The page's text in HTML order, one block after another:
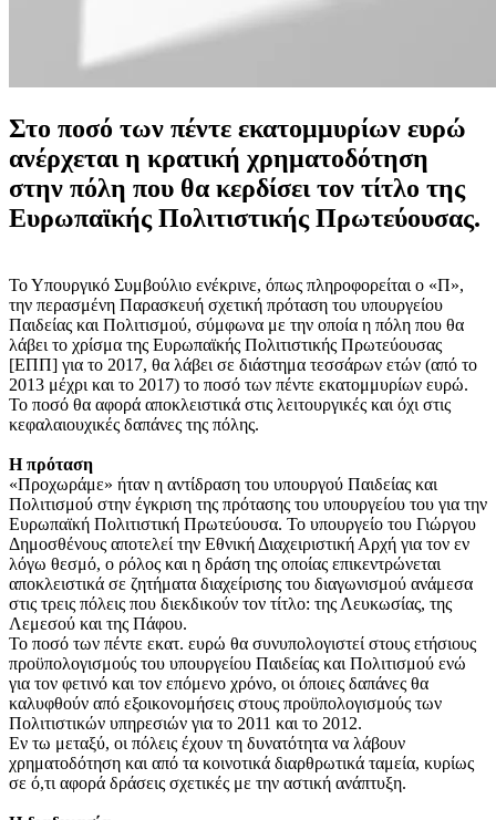
Στο ποσό των πέντε εκατομμυρίων ευρώ
ανέρχεται η κρατική χρηματοδότηση
στην πόλη που θα κερδίσει τον τίτλο της
Ευρωπαϊκής Πολιτιστικής Πρωτεύουσας.
Το Υπουργικό Συμβούλιο ενέκρινε, όπως πληροφορείται ο «Π»,
την περασμένη Παρασκευή σχετική πρόταση του υπουργείου
Παιδείας και Πολιτισμού, σύμφωνα με την οποία η πόλη που θα
λάβει το χρίσμα της Ευρωπαϊκής Πολιτιστικής Πρωτεύουσας
[ΕΠΠ] για το 2017, θα λάβει σε διάστημα τεσσάρων ετών (από το
2013 μέχρι και το 2017) το ποσό των πέντε εκατομμυρίων ευρώ.
Το ποσό θα αφορά αποκλειστικά στις λειτουργικές και όχι στις
κεφαλαιουχικές δαπάνες της πόλης.
Η πρόταση
«Προχωράμε» ήταν η αντίδραση του υπουργού Παιδείας και
Πολιτισμού στην έγκριση της πρότασης του υπουργείου του για την
Ευρωπαϊκή Πολιτιστική Πρωτεύουσα. Το υπουργείο του Γιώργου
Δημοσθένους αποτελεί την Εθνική Διαχειριστική Αρχή για τον εν
λόγω θεσμό, ο ρόλος και η δράση της οποίας επικεντρώνεται
αποκλειστικά σε ζητήματα διαχείρισης του διαγωνισμού ανάμεσα
στις τρεις πόλεις που διεκδικούν τον τίτλο: της Λευκωσίας, της
Λεμεσού και της Πάφου.
Το ποσό των πέντε εκατ. ευρώ θα συνυπολογιστεί στους ετήσιους
προϋπολογισμούς του υπουργείου Παιδείας και Πολιτισμού ενώ
για τον φετινό και τον επόμενο χρόνο, οι όποιες δαπάνες θα
καλυφθούν από εξοικονομήσεις στους προϋπολογισμούς των
Πολιτιστικών υπηρεσιών για το 2011 και το 2012.
Εν τω μεταξύ, οι πόλεις έχουν τη δυνατότητα να λάβουν
χρηματοδότηση και από τα κοινοτικά διαρθρωτικά ταμεία, κυρίως
σε ό,τι αφορά δράσεις σχετικές με την αστική ανάπτυξη.